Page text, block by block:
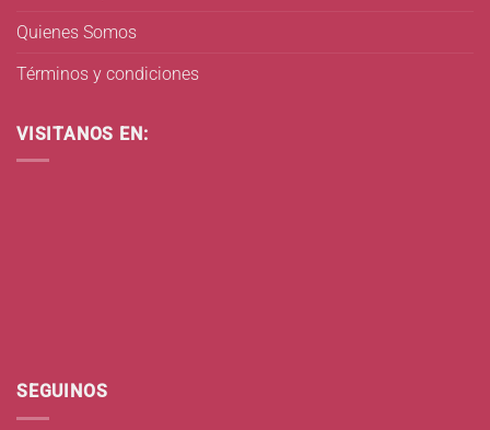
Quienes Somos
Términos y condiciones
VISITANOS EN:
SEGUINOS